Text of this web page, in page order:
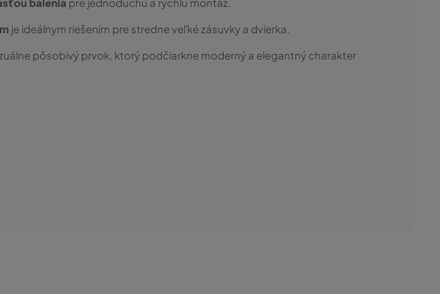
je ideálnym riešením pre stredne veľké zásuvky a dvierka.
pôsobivý prvok, ktorý podčiarkne moderný a elegantný charakter